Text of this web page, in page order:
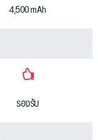
4,500 mAh
รองรับ